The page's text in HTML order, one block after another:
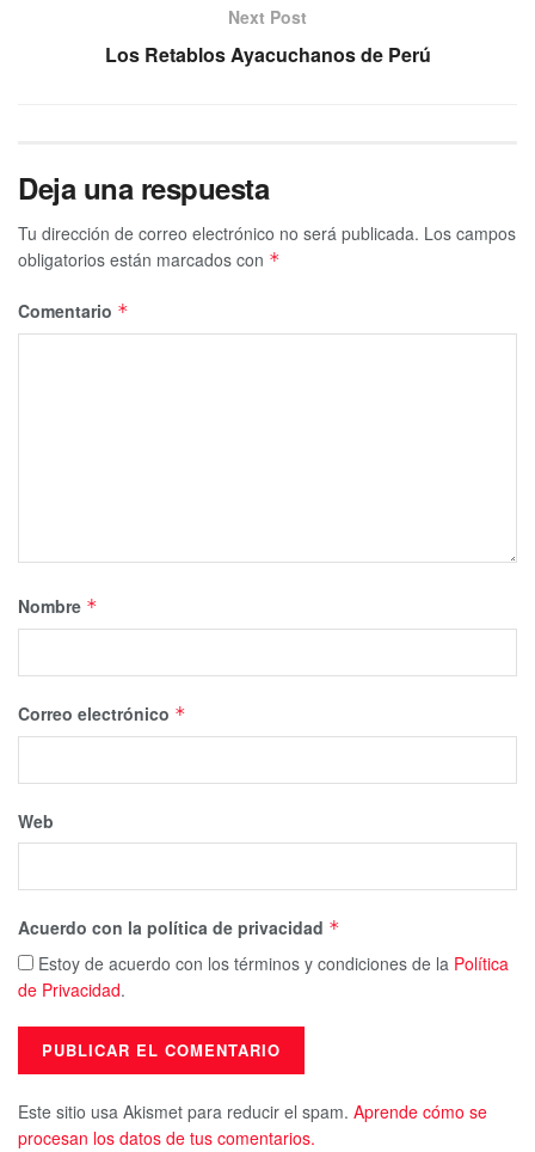
Next Post
Los Retablos Ayacuchanos de Perú
Deja una respuesta
Tu dirección de correo electrónico no será publicada. Los campos
obligatorios están marcados con *
Comentario *
Nombre *
Correo electrónico *
Web
Acuerdo con la política de privacidad *
Estoy de acuerdo con los términos y condiciones de la Política
de Privacidad.
Este sitio usa Akismet para reducir el spam. Aprende cómo se
procesan los datos de tus comentarios.